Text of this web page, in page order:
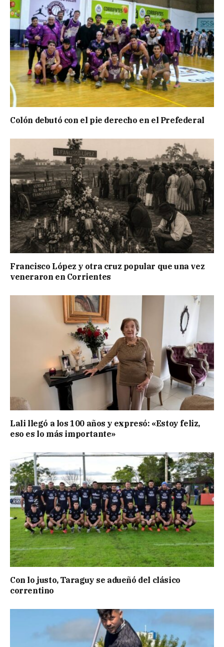
Colón debutó con el pie derecho en el Prefederal
Francisco López y otra cruz popular que una vez
veneraron en Corrientes
Lali llegó a los 100 años y expresó: «Estoy feliz,
eso es lo más importante»
Con lo justo, Taraguy se adueñó del clásico
correntino